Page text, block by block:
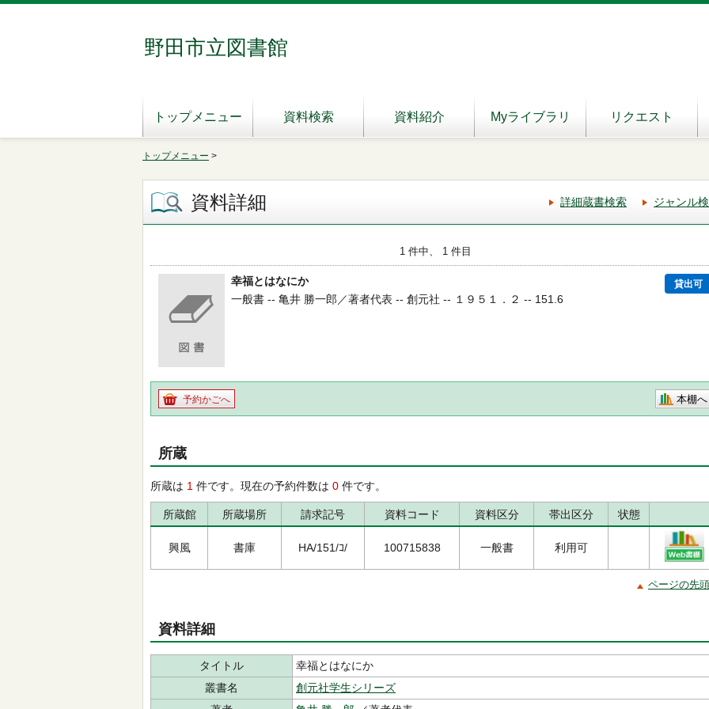
野田市立図書館
トップメニュー 資料検索 資料紹介 Myライブラリ リクエスト
トップメニュー >
資料詳細 詳細蔵書検索 ジャンル
1 件中、 1 件目
幸福とはなにか 貸出可
一般書 -- 亀井 勝一郎／著者代表 -- 創元社 -- １９５１．２ -- 151.6
予約かごへ 本棚へ
所蔵
所蔵は 1 件です。現在の予約件数は 0 件です。
所蔵館 所蔵場所 請求記号 資料コード 資料区分 帯出区分 状態
興風 書庫 HA/151/ｺ/ 100715838 一般書 利用可
ページの先
資料詳細
タイトル
幸福とはなにか
叢書名
創元社学生シリーズ